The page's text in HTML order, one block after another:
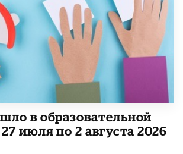
в образовательной
июля по 2 августа 2026